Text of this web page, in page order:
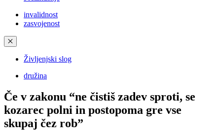
invalidnost
zasvojenost
✕
Življenjski slog
družina
Če v zakonu “ne čistiš zadev sproti, se
kozarec polni in postopoma gre vse
skupaj čez rob”